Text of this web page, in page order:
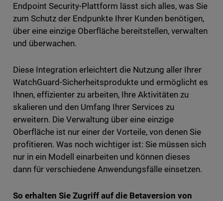
Endpoint Security-Plattform lässt sich alles, was Sie
zum Schutz der Endpunkte Ihrer Kunden benötigen,
über eine einzige Oberfläche bereitstellen, verwalten
und überwachen.
Diese Integration erleichtert die Nutzung aller Ihrer
WatchGuard-Sicherheitsprodukte und ermöglicht es
Ihnen, effizienter zu arbeiten, Ihre Aktivitäten zu
skalieren und den Umfang Ihrer Services zu
erweitern. Die Verwaltung über eine einzige
Oberfläche ist nur einer der Vorteile, von denen Sie
profitieren. Was noch wichtiger ist: Sie müssen sich
nur in ein Modell einarbeiten und können dieses
dann für verschiedene Anwendungsfälle einsetzen.
So erhalten Sie Zugriff auf die Betaversion von